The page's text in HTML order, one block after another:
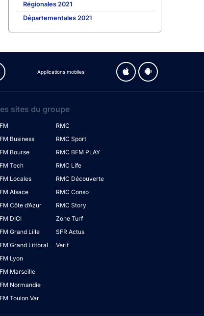
Régionales 2021
Départementales 2021
Applications mobiles
sites du groupe
Business
Bourse
Tech
Locales
Alsace
Côte d’Azur
DICI
Grand Lille
Grand Littoral
Lyon
Marseille
Normandie
Toulon Var
RMC
RMC Sport
RMC BFM PLAY
RMC Life
RMC Découverte
RMC Conso
RMC Story
Zone Turf
SFR Actus
Verif